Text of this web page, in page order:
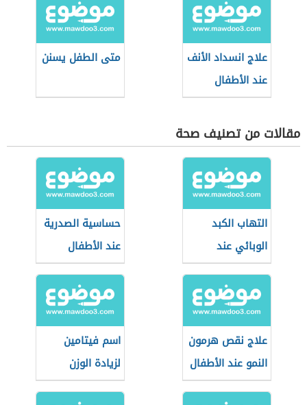
علاج انسداد الأنف
عند الأطفال
متى الطفل يسنن
مقالات من تصنيف صحة
التهاب الكبد
الوبائي عند
الأطفال
حساسية الصدرية
عند الأطفال
علاج نقص هرمون
النمو عند الأطفال
اسم فيتامين
لزيادة الوزن
للأطفال